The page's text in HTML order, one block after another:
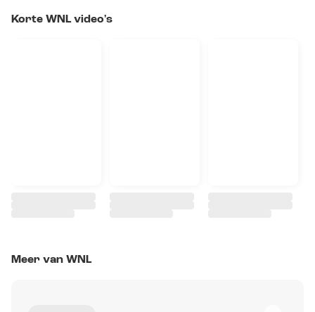
Korte WNL video's
Meer van WNL